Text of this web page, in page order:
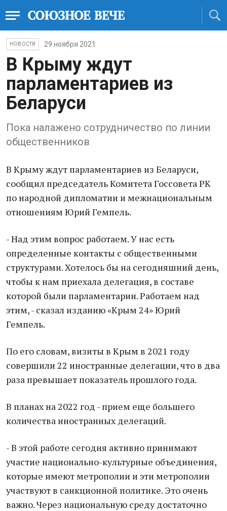
НОВОСТИ 29 ноября 2021
В Крыму ждут
парламентариев из
Беларуси
Пока налажено сотрудничество по линии
общественников
В Крыму ждут парламентариев из Беларуси,
сообщил председатель Комитета Госсовета РК
по народной дипломатии и межнациональным
отношениям Юрий Гемпель.
- Над этим вопрос работаем. У нас есть
определенные контакты с общественными
структурами. Хотелось бы на сегодняшний день,
чтобы к нам приехала делегация, в составе
которой были парламентарии. Работаем над
этим, - сказал изданию «Крым 24» Юрий
Гемпель.
По его словам, визиты в Крым в 2021 году
совершили 22 иностранные делегации, что в два
раза превышает показатель прошлого года.
В планах на 2022 год - прием еще большего
количества иностранных делегаций.
- В этой работе сегодня активно принимают
участие национально-культурные объединения,
которые имеют метрополии и эти метрополии
участвуют в санкционной политике. Это очень
важно. Через национальную среду достаточно